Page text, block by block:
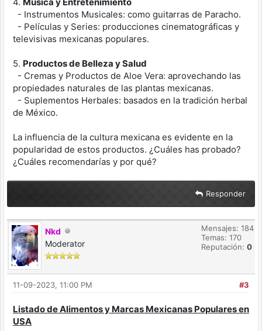
- Instrumentos Musicales: como guitarras de Paracho.
- Películas y Series: producciones cinematográficas y
televisivas mexicanas populares.
5. Productos de Belleza y Salud
- Cremas y Productos de Aloe Vera: aprovechando las
propiedades naturales de las plantas mexicanas.
- Suplementos Herbales: basados en la tradición herbal
de México.
La influencia de la cultura mexicana es evidente en la
popularidad de estos productos. ¿Cuáles has probado?
¿Cuáles recomendarías y por qué?
Responder
Nkd
Moderator
Mensajes: 184
Temas: 170
Reputación: 0
#3
11-09-2023, 11:00 PM
Listado de Alimentos y Marcas Mexicanas Populares en
USA